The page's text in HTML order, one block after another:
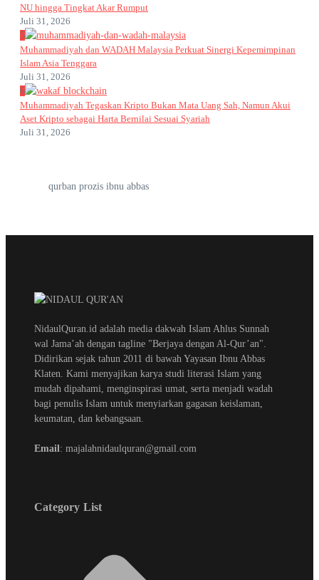
NU hingga Tingkat Akar Rumput
Juli 31, 2026
5
Muhammadiyah dan WADAH Malaysia Perkuat Sinergi Kepemimpinan
Islam Asia Tenggara
Juli 31, 2026
6
Muhammadiyah Tegaskan Kripto Bukan Mata Uang Sah, Namun Akui
Aset Kripto sebagai Harta Bernilai Sesuai Syariah
Juli 31, 2026
qurban prozis ibnu abbas
NidaulQuran.id adalah media dakwah Islam Ahlus Sunnah
wal Jama’ah dengan tagline "Berjaya dengan Al-Qur’an".
Didirikan sejak tahun 2011 di bawah Yayasan Ibnu Abbas
Klaten. Kami menyajikan karya studi literasi Islam yang
mudah dipahami, menginspirasi umat, serta menjadi wadah
bagi penulis Islam untuk menyiarkan gagasan keislaman,
keumatan, dan kebangsaan.
Email: majalahnidaulquran@gmail.com
Category List